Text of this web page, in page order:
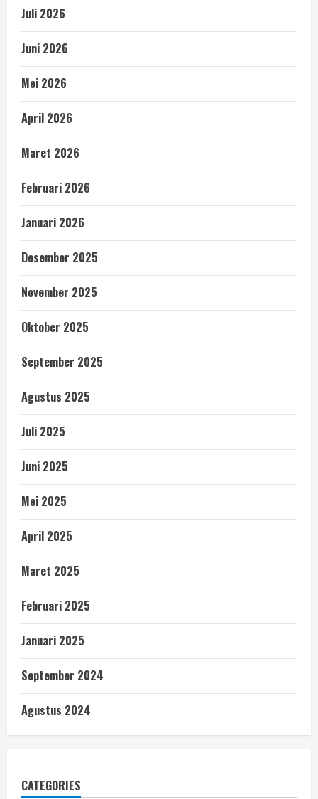
Juli 2026
Juni 2026
Mei 2026
April 2026
Maret 2026
Februari 2026
Januari 2026
Desember 2025
November 2025
Oktober 2025
September 2025
Agustus 2025
Juli 2025
Juni 2025
Mei 2025
April 2025
Maret 2025
Februari 2025
Januari 2025
September 2024
Agustus 2024
CATEGORIES